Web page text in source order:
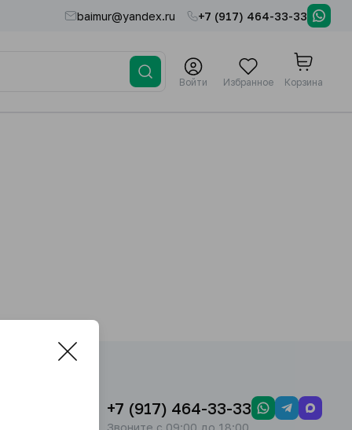
baimur@yandex.ru +7 (917) 464-33-33
Войти Избранное Корзина
+7 (917) 464-33-33
Звоните с 09:00 до 18:00